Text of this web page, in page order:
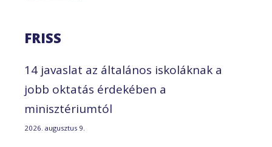
FRISS
14 javaslat az általános iskoláknak a
jobb oktatás érdekében a
minisztériumtól
2026. augusztus 9.